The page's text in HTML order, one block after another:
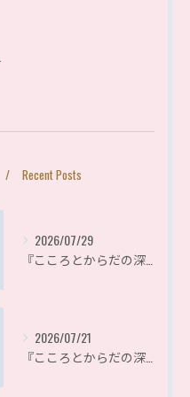
Recent Posts
2026/07/29
2026/07/21